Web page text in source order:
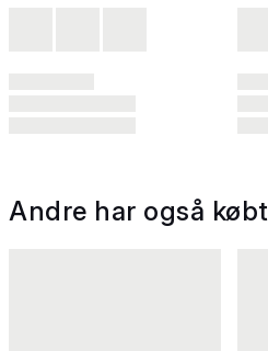
Andre har også købt